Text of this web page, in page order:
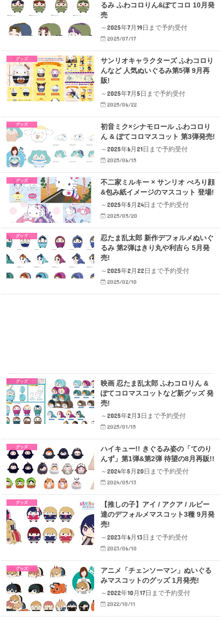
るみ ふわコロりん&ぽてコロ 10月発
売
～2025年7月19日まで予約受付
2025/07/17
グッズ
サンリオキャラクターズ ふわコロり
んなど 人気ぬいぐるみ第5弾 9月再
販!
～2025年7月5日まで予約受付
2025/06/22
グッズ
初音ミク×シナモロール ふわコロり
ん & ぽてコロマスコット 第3弾発売!
～2025年6月21日まで予約受付
2025/06/15
グッズ
不二家ミルキー × サンリオ ぺろり顔
&包み紙イメージのマスコット 登場!
～2025年5月24日まで予約受付
2025/05/20
グッズ
忍たま乱太郎 新作デフォルメぬいぐ
るみ 第2弾はきり丸や利吉ら 5月発
売!
～2025年2月22日まで予約受付
2025/02/10
グッズ
映画 忍たま乱太郎 ふわコ​​​​ロりん &
ぽて​​​​コロマスコットなど新グッズ 発
売!
～2025年2月3日まで予約受付
2025/01/15
グッズ
ハイキュー!! きぐるみ姿の「てのり
んず」第1弾&第2弾 待望の8月再販!!
～2024年5月20日まで予約受付
2024/05/13
グッズ
【推しの子】アイ / アクア / ルビー
達のデフォルメマスコット3種 9月発
売!
～2023年6月13日まで予約受付
2023/06/10
グッズ
アニメ「チェンソーマン」ぬいぐる
みマスコットのグッズ 1月発売!
～2022年10月17日まで予約受付
2022/10/11